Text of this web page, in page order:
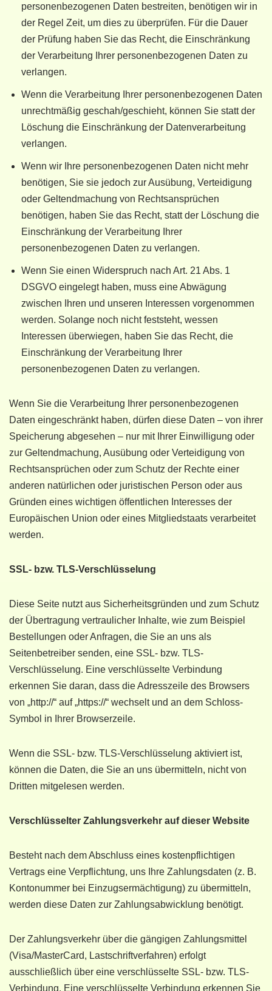
personenbezogenen Daten bestreiten, benötigen wir in
der Regel Zeit, um dies zu überprüfen. Für die Dauer
der Prüfung haben Sie das Recht, die Einschränkung
der Verarbeitung Ihrer personenbezogenen Daten zu
verlangen.
Wenn die Verarbeitung Ihrer personenbezogenen Daten
unrechtmäßig geschah/geschieht, können Sie statt der
Löschung die Einschränkung der Datenverarbeitung
verlangen.
Wenn wir Ihre personenbezogenen Daten nicht mehr
benötigen, Sie sie jedoch zur Ausübung, Verteidigung
oder Geltendmachung von Rechtsansprüchen
benötigen, haben Sie das Recht, statt der Löschung die
Einschränkung der Verarbeitung Ihrer
personenbezogenen Daten zu verlangen.
Wenn Sie einen Widerspruch nach Art. 21 Abs. 1
DSGVO eingelegt haben, muss eine Abwägung
zwischen Ihren und unseren Interessen vorgenommen
werden. Solange noch nicht feststeht, wessen
Interessen überwiegen, haben Sie das Recht, die
Einschränkung der Verarbeitung Ihrer
personenbezogenen Daten zu verlangen.
Wenn Sie die Verarbeitung Ihrer personenbezogenen
Daten eingeschränkt haben, dürfen diese Daten – von ihrer
Speicherung abgesehen – nur mit Ihrer Einwilligung oder
zur Geltendmachung, Ausübung oder Verteidigung von
Rechtsansprüchen oder zum Schutz der Rechte einer
anderen natürlichen oder juristischen Person oder aus
Gründen eines wichtigen öffentlichen Interesses der
Europäischen Union oder eines Mitgliedstaats verarbeitet
werden.
SSL- bzw. TLS-Verschlüsselung
Diese Seite nutzt aus Sicherheitsgründen und zum Schutz
der Übertragung vertraulicher Inhalte, wie zum Beispiel
Bestellungen oder Anfragen, die Sie an uns als
Seitenbetreiber senden, eine SSL- bzw. TLS-
Verschlüsselung. Eine verschlüsselte Verbindung
erkennen Sie daran, dass die Adresszeile des Browsers
von „http://“ auf „https://“ wechselt und an dem Schloss-
Symbol in Ihrer Browserzeile.
Wenn die SSL- bzw. TLS-Verschlüsselung aktiviert ist,
können die Daten, die Sie an uns übermitteln, nicht von
Dritten mitgelesen werden.
Verschlüsselter Zahlungsverkehr auf dieser Website
Besteht nach dem Abschluss eines kostenpflichtigen
Vertrags eine Verpflichtung, uns Ihre Zahlungsdaten (z. B.
Kontonummer bei Einzugsermächtigung) zu übermitteln,
werden diese Daten zur Zahlungsabwicklung benötigt.
Der Zahlungsverkehr über die gängigen Zahlungsmittel
(Visa/MasterCard, Lastschriftverfahren) erfolgt
ausschließlich über eine verschlüsselte SSL- bzw. TLS-
Verbindung. Eine verschlüsselte Verbindung erkennen Sie